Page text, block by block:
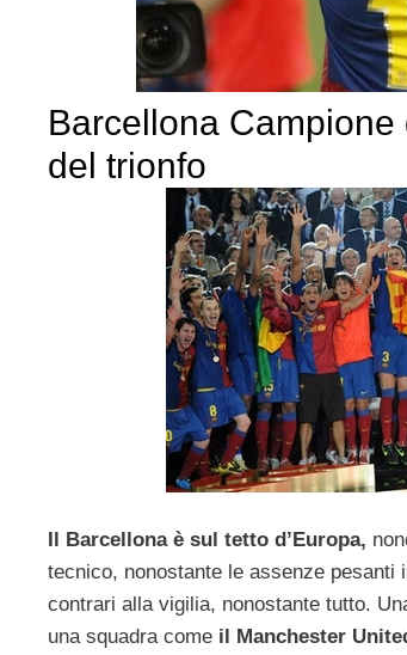
Barcellona Campione
del trionfo
Il Barcellona è sul tetto d’Europa,
tecnico, nonostante le assenze pesanti
contrari alla vigilia, nonostante tutto.
una squadra come il Manchester